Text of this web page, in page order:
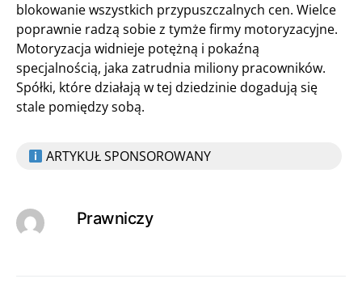
blokowanie wszystkich przypuszczalnych cen. Wielce
poprawnie radzą sobie z tymże firmy motoryzacyjne.
Motoryzacja widnieje potężną i pokaźną
specjalnością, jaka zatrudnia miliony pracowników.
Spółki, które działają w tej dziedzinie dogadują się
stale pomiędzy sobą.
ARTYKUŁ SPONSOROWANY
Prawniczy